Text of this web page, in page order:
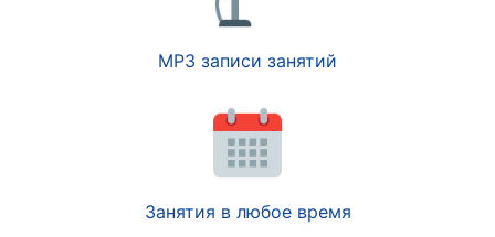
MP3 записи занятий
Занятия в любое время